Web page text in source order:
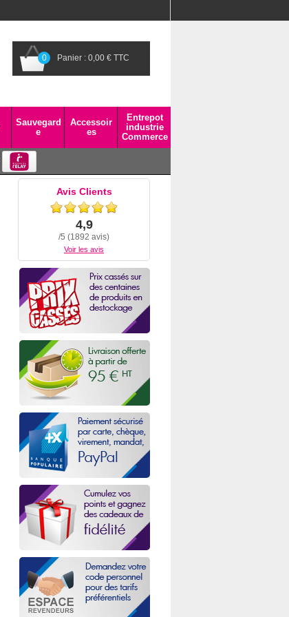
0 Panier : 0,00 € TTC
Sauvegard
e
Accessoir
es
Entrepot
industrie
Commerce
Avis Clients
4,9
/5 (1892 avis)
Voir les avis